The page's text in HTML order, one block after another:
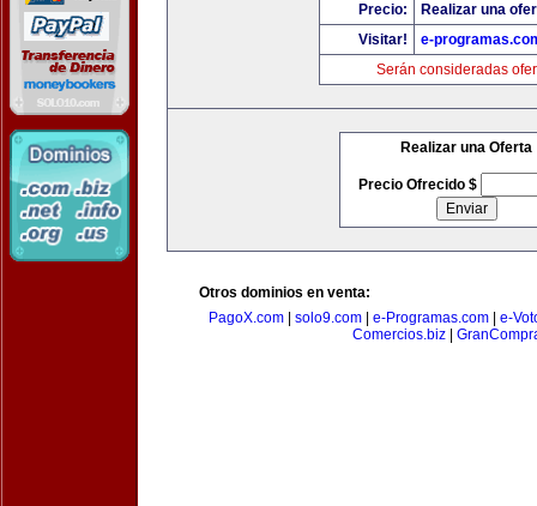
Precio:
Realizar una
Visitar!
e-
Serán consideradas
Realizar una Oferta
Precio Ofrecido $
Otros dominios en venta:
PagoX.com
solo9.com e-Programas.com
e-
Comercios.biz